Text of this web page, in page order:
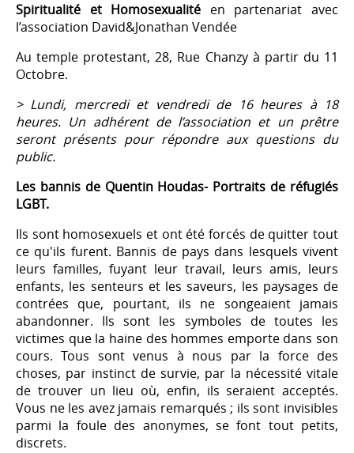
Spiritualité et Homosexualité en partenariat avec
l’association David&Jonathan Vendée
Au temple protestant, 28, Rue Chanzy à partir du 11
Octobre.
> Lundi, mercredi et vendredi de 16 heures à 18
heures. Un adhérent de l’association et un prêtre
seront présents pour répondre aux questions du
public.
Les bannis de Quentin Houdas- Portraits de réfugiés
LGBT.
Ils sont homosexuels et ont été forcés de quitter tout
ce qu'ils furent. Bannis de pays dans lesquels vivent
leurs familles, fuyant leur travail, leurs amis, leurs
enfants, les senteurs et les saveurs, les paysages de
contrées que, pourtant, ils ne songeaient jamais
abandonner. Ils sont les symboles de toutes les
victimes que la haine des hommes emporte dans son
cours. Tous sont venus à nous par la force des
choses, par instinct de survie, par la nécessité vitale
de trouver un lieu où, enfin, ils seraient acceptés.
Vous ne les avez jamais remarqués ; ils sont invisibles
parmi la foule des anonymes, se font tout petits,
discrets.